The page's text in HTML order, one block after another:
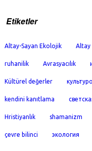
Etiketler
Altay-Sayan Ekolojik Altay
ruhanilik Avrasyacılık
Kültürel değerler
kendini kanıtlama
Hristiyanlık shamanizm
çevre bilinci экология